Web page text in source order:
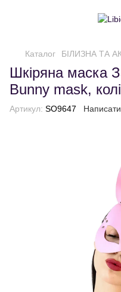
Каталог БІЛИЗНА ТА
Шкіряна маска
Bunny mask,
Артикул: SO9647 Написати